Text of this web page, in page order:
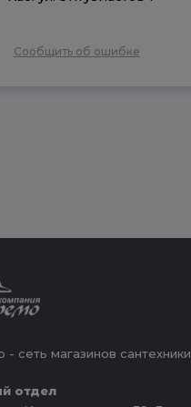
Сообщить об ошибке
- сеть магазинов сантехники
отдел